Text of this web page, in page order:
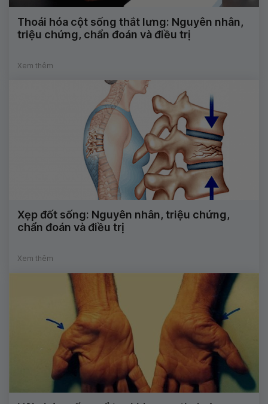
Thoái hóa cột sống thắt lưng: Nguyên nhân,
triệu chứng, chẩn đoán và điều trị
Xem thêm
Xẹp đốt sống: Nguyên nhân, triệu chứng,
chẩn đoán và điều trị
Xem thêm